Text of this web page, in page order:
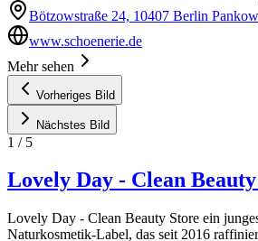
Bötzowstraße 24, 10407 Berlin Pankow
www.schoenerie.de
Mehr sehen
Vorheriges Bild
Nächstes Bild
1 / 5
Lovely Day - Clean
Lovely Day - Clean Beauty Store ein
Naturkosmetik-Label, das seit 2016